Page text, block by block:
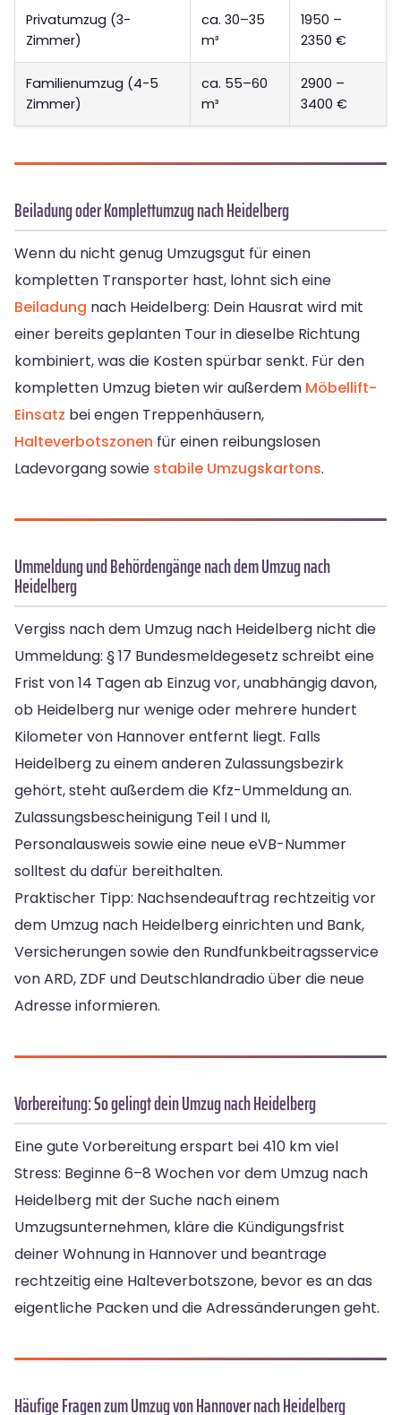
Privatumzug (3-
Zimmer)
ca. 30–35
m³
1950 –
2350 €
Familienumzug (4-5
Zimmer)
ca. 55–60
m³
2900 –
3400 €
Beiladung oder Komplettumzug nach Heidelberg
Wenn du nicht genug Umzugsgut für einen
kompletten Transporter hast, lohnt sich eine
Beiladung nach Heidelberg: Dein Hausrat wird mit
einer bereits geplanten Tour in dieselbe Richtung
kombiniert, was die Kosten spürbar senkt. Für den
kompletten Umzug bieten wir außerdem Möbellift-
Einsatz bei engen Treppenhäusern,
Halteverbotszonen für einen reibungslosen
Ladevorgang sowie stabile Umzugskartons.
Ummeldung und Behördengänge nach dem Umzug nach
Heidelberg
Vergiss nach dem Umzug nach Heidelberg nicht die
Ummeldung: § 17 Bundesmeldegesetz schreibt eine
Frist von 14 Tagen ab Einzug vor, unabhängig davon,
ob Heidelberg nur wenige oder mehrere hundert
Kilometer von Hannover entfernt liegt. Falls
Heidelberg zu einem anderen Zulassungsbezirk
gehört, steht außerdem die Kfz-Ummeldung an.
Zulassungsbescheinigung Teil I und II,
Personalausweis sowie eine neue eVB-Nummer
solltest du dafür bereithalten.
Praktischer Tipp: Nachsendeauftrag rechtzeitig vor
dem Umzug nach Heidelberg einrichten und Bank,
Versicherungen sowie den Rundfunkbeitragsservice
von ARD, ZDF und Deutschlandradio über die neue
Adresse informieren.
Vorbereitung: So gelingt dein Umzug nach Heidelberg
Eine gute Vorbereitung erspart bei 410 km viel
Stress: Beginne 6–8 Wochen vor dem Umzug nach
Heidelberg mit der Suche nach einem
Umzugsunternehmen, kläre die Kündigungsfrist
deiner Wohnung in Hannover und beantrage
rechtzeitig eine Halteverbotszone, bevor es an das
eigentliche Packen und die Adressänderungen geht.
Häufige Fragen zum Umzug von Hannover nach Heidelberg